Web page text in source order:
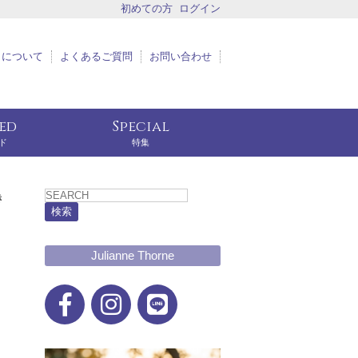
初めての方 ログイン
ついて よくあるご質問 お問い合わせ
Special
特集
検索
Julianne Thorne